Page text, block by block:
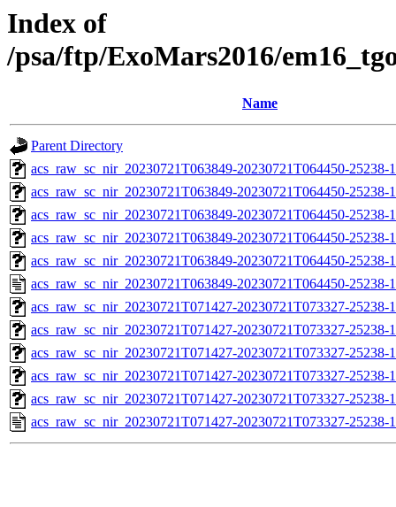
Index of
/psa/ftp/ExoMars2016/
Name
Parent Directory
acs_raw_sc_nir_20230721T063849-20230721T064450-
acs_raw_sc_nir_20230721T063849-20230721T064450-25238-
acs_raw_sc_nir_20230721T063849-20230721T064450-25238-
acs_raw_sc_nir_20230721T063849-20230721T064450-25238-
acs_raw_sc_nir_20230721T063849-20230721T064450-25238-
acs_raw_sc_nir_20230721T063849-20230721T064450-25238-
acs_raw_sc_nir_20230721T071427-20230721T073327-
acs_raw_sc_nir_20230721T071427-20230721T073327-25238-
acs_raw_sc_nir_20230721T071427-20230721T073327-25238-
acs_raw_sc_nir_20230721T071427-20230721T073327-25238-
acs_raw_sc_nir_20230721T071427-20230721T073327-25238-
acs_raw_sc_nir_20230721T071427-20230721T073327-25238-